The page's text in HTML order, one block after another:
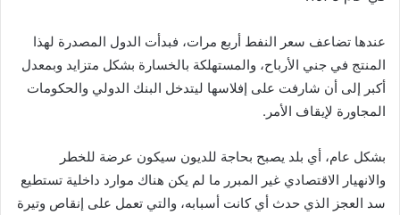
عندها تضاعف سعر النفط أربع مرات، فبدأت الدول المصدرة لهذا
المنتج في جني الأرباح، والمستهلكة بالخسارة بشكل متزايد وبمعدل
أكبر إلى أن شارفت على إفلاسها ليتدخل البنك الدولي والحكومات
المجاورة لإيقاف الأمر.
بشكل عام، أي بلد يصبح بحاجة للديون سيكون عرضة للخطر
والانهيار الاقتصادي غير المبرر ما لم يكن هناك موارد داخلية تستطيع
سد العجز الذي حدث أي كانت أسبابه، والتي تعمل على إنقاص وتيرة